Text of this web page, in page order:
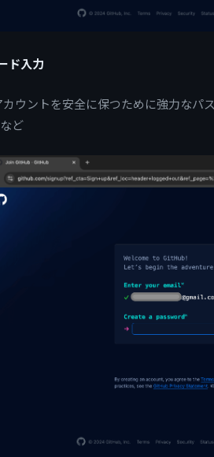
ド入力
ウントを安全に保つために強力なパ
ど